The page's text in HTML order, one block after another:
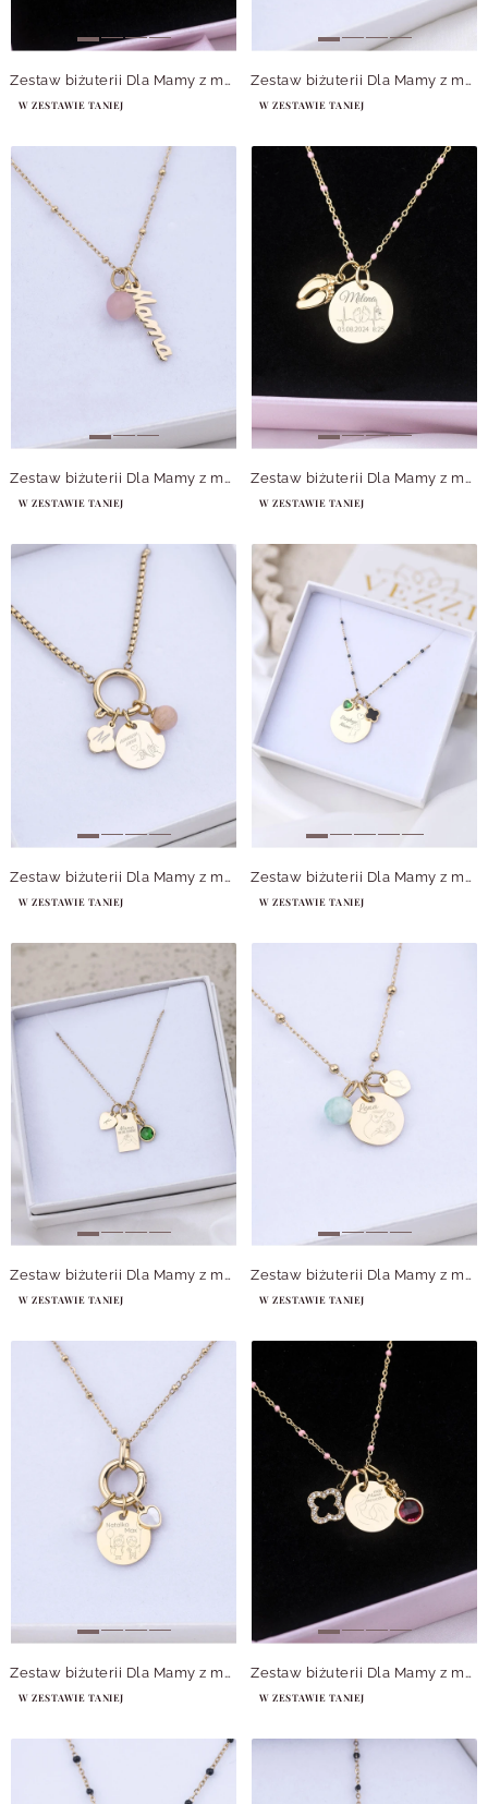
Zestaw biżuterii Dla Mamy z możliwością grawerowania Z14057Z00
W ZESTAWIE TANIEJ
Zestaw biżuterii Dla Mamy z możliwością grawerowania Z14052Z00
W ZESTAWIE TANIEJ
Zestaw biżuterii Dla Mamy z możliwością personalizacji Z14046Z00
W ZESTAWIE TANIEJ
Zestaw biżuterii Dla Mamy z możliwością grawerowania Z14050Z00
W ZESTAWIE TANIEJ
Zestaw biżuterii Dla Mamy z możliwością grawerowania Z14055Z00
W ZESTAWIE TANIEJ
Zestaw biżuterii Dla Mamy z możliwością grawerowania Z14040Z00
W ZESTAWIE TANIEJ
Zestaw biżuterii Dla Mamy z możliwością grawerowania Z14045Z00
W ZESTAWIE TANIEJ
Zestaw biżuterii Dla Mamy z możliwością grawerowania Z14056Z00
W ZESTAWIE TANIEJ
Zestaw biżuterii Dla Mamy z możliwością grawerowania Z14051Z00
W ZESTAWIE TANIEJ
Zestaw biżuterii Dla Mamy z możliwością grawerowania Z14049Z00
W ZESTAWIE TANIEJ